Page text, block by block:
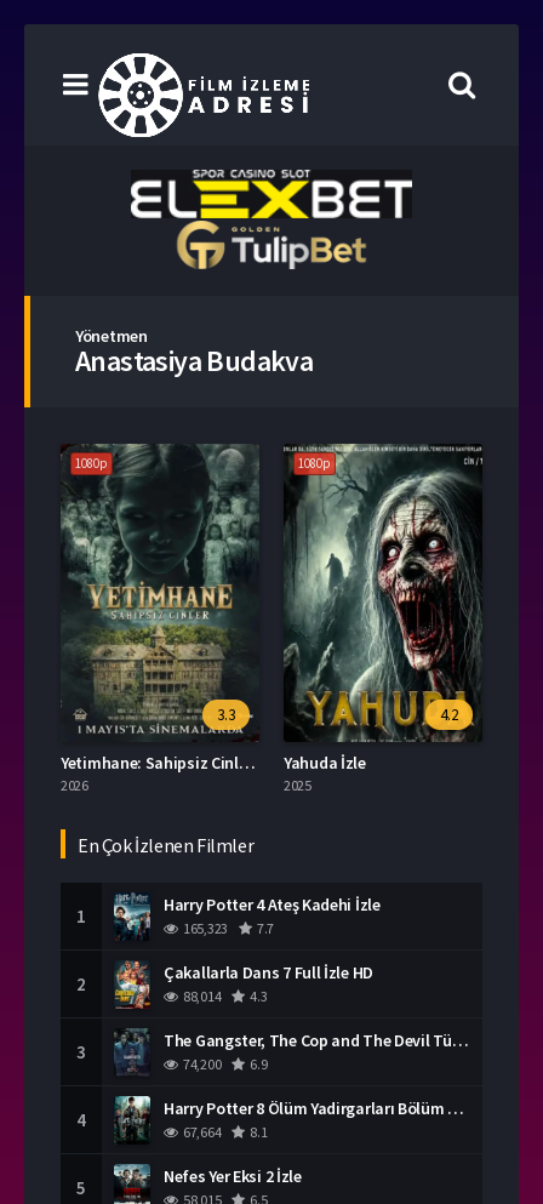
Yönetmen
Anastasiya Budakva
1080p
3.3
Yetimhane: Sahipsiz Cinler İzle
2026
1080p
4.2
Yahuda İzle
2025
En Çok İzlenen Filmler
1 Harry Potter 4 Ateş Kadehi İzle
165,323 7.7
2 Çakallarla Dans 7 Full İzle HD
88,014 4.3
3 The Gangster, The Cop and The Devil Türkçe Dublaj İzle
74,200 6.9
4 Harry Potter 8 Ölüm Yadirgarları Bölüm 2 İzle
67,664 8.1
5 Nefes Yer Eksi 2 İzle
58,015 6.5